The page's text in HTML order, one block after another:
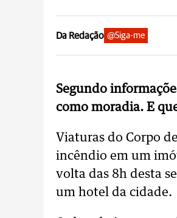
Da Redação @Siga-me
Segundo
como moradia. E
Viaturas do Corpo
incêndio em um
volta das 8h desta
um hotel da cidade.